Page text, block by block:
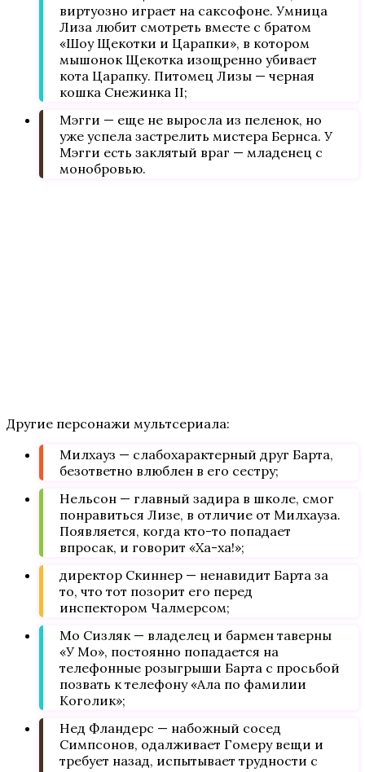
виртуозно играет на саксофоне. Умница
Лиза любит смотреть вместе с братом
«Шоу Щекотки и Царапки», в котором
мышонок Щекотка изощренно убивает
кота Царапку. Питомец Лизы — черная
кошка Снежинка II;
Мэгги — еще не выросла из пеленок, но
уже успела застрелить мистера Бернса. У
Мэгги есть заклятый враг — младенец с
монобровью.
Другие персонажи мультсериала:
Милхауз — слабохарактерный друг Барта,
безответно влюблен в его сестру;
Нельсон — главный задира в школе, смог
понравиться Лизе, в отличие от Милхауза.
Появляется, когда кто-то попадает
впросак, и говорит «Ха-ха!»;
директор Скиннер — ненавидит Барта за
то, что тот позорит его перед
инспектором Чалмерсом;
Мо Сизляк — владелец и бармен таверны
«У Мо», постоянно попадается на
телефонные розыгрыши Барта с просьбой
позвать к телефону «Ала по фамилии
Коголик»;
Нед Фландерс — набожный сосед
Симпсонов, одалживает Гомеру вещи и
требует назад, испытывает трудности с